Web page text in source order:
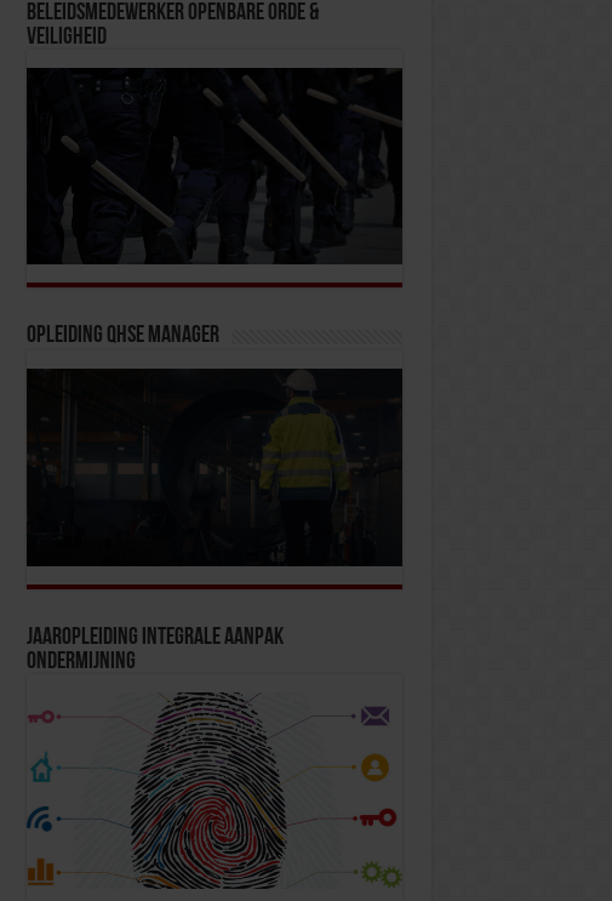
Beleidsmedewerker Openbare Orde &
Veiligheid
Opleiding QHSE Manager
Jaaropleiding Integrale Aanpak
Ondermijning